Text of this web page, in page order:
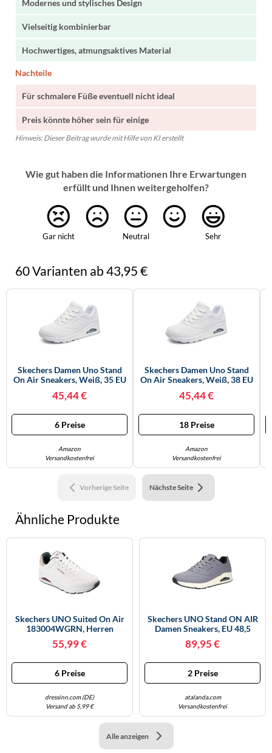
Modernes und stylisches Design
Vielseitig kombinierbar
Hochwertiges, atmungsaktives Material
Nachteile
Für schmalere Füße eventuell nicht ideal
Preis könnte höher sein für einige
Hinweis: Dieser Beitrag wurde mit Hilfe von KI erstellt
Wie gut haben die Informationen Ihre Erwartungen
erfüllt und Ihnen weitergeholfen?
Gar nicht Neutral Sehr
60 Varianten ab 43,95 €
Skechers Damen Uno Stand
On Air Sneakers, Weiß, 35 EU
45,44 €
6 Preise
Amazon
Versandkostenfrei
Skechers Damen Uno Stand
On Air Sneakers, Weiß, 38 EU
45,44 €
18 Preise
Amazon
Versandkostenfrei
Vorherige Seite Nächste Seite
Ähnliche Produkte
Skechers UNO Suited On Air
183004WGRN, Herren
Sneakers - 43 EU
55,99 €
6 Preise
dressinn.com (DE)
Versand ab 5,99 €
Skechers UNO Stand ON AIR
Damen Sneakers, EU 48,5
89,95 €
2 Preise
atalanda.com
Versandkostenfrei
Alle anzeigen